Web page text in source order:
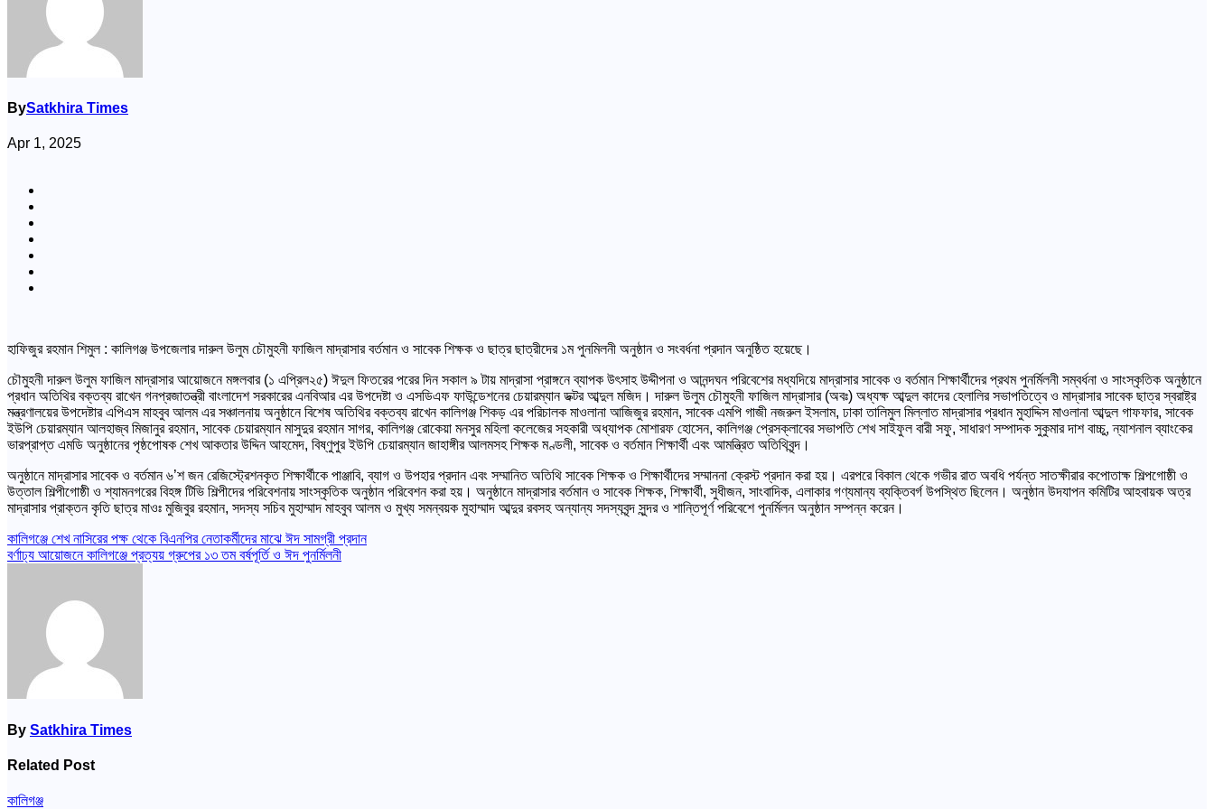
BySatkhira Times
Apr 1, 2025
হাফিজুর রহমান শিমুল : কালিগঞ্জ উপজেলার দারুল উলুম চৌমুহনী ফাজিল মাদ্রাসার বর্তমান ও সাবেক শিক্ষক ও ছাত্র ছাত্রীদের ১ম পুনমিলনী অনুষ্ঠান ও সংবর্ধনা প্রদান অনুষ্ঠিত হয়েছে।
চৌমুহনী দারুল উলুম ফাজিল মাদ্রাসার আয়োজনে মঙ্গলবার (১ এপ্রিল২৫) ঈদুল ফিতরের পরের দিন সকাল ৯ টায় মাদ্রাসা প্রাঙ্গনে ব্যাপক উৎসাহ উদ্দীপনা ও আনন্দঘন পরিবেশের মধ্যদিয়ে মাদ্রাসার সাবেক ও বর্তমান শিক্ষার্থীদের প্রথম পুনর্মিলনী সম্বর্ধনা ও সাংস্কৃতিক অনুষ্ঠানে
প্রধান অতিথির বক্তব্য রাখেন গনপ্রজাতন্ত্রী বাংলাদেশ সরকারের এনবিআর এর উপদেষ্টা ও এসডিএফ ফাউন্ডেশনের চেয়ারম্যান ডক্টর আব্দুল মজিদ। দারুল উলুম চৌমুহনী ফাজিল মাদ্রাসার (অবঃ) অধ্যক্ষ আব্দুল কাদের হেলালির সভাপতিত্বে ও মাদ্রাসার সাবেক ছাত্র স্বরাষ্ট্র
মন্ত্রণালয়ের উপদেষ্টার এপিএস মাহবুব আলম এর সঞ্চালনায় অনুষ্ঠানে বিশেষ অতিথির বক্তব্য রাখেন কালিগঞ্জ শিকড় এর পরিচালক মাওলানা আজিজুর রহমান, সাবেক এমপি গাজী নজরুল ইসলাম, ঢাকা তালিমুল মিল্লাত মাদ্রাসার প্রধান মুহাদ্দিস মাওলানা আব্দুল গাফফার, সাবেক
ইউপি চেয়ারম্যান আলহাজ্ব মিজানুর রহমান, সাবেক চেয়ারম্যান মাসুদুর রহমান সাগর, কালিগঞ্জ রোকেয়া মনসুর মহিলা কলেজের সহকারী অধ্যাপক মোশারফ হোসেন, কালিগঞ্জ প্রেসক্লাবের সভাপতি শেখ সাইফুল বারী সফু, সাধারণ সম্পাদক সুকুমার দাশ বাচ্চু, ন্যাশনাল ব্যাংকের
ভারপ্রাপ্ত এমডি অনুষ্ঠানের পৃষ্ঠপোষক শেখ আকতার উদ্দিন আহমেদ, বিষ্ণুপুর ইউপি চেয়ারম্যান জাহাঙ্গীর আলমসহ শিক্ষক মণ্ডলী, সাবেক ও বর্তমান শিক্ষার্থী এবং আমন্ত্রিত অতিথিবৃন্দ।
অনুষ্ঠানে মাদ্রাসার সাবেক ও বর্তমান ৬’শ জন রেজিস্ট্রেশনকৃত শিক্ষার্থীকে পাঞ্জাবি, ব্যাগ ও উপহার প্রদান এবং সম্মানিত অতিথি সাবেক শিক্ষক ও শিক্ষার্থীদের সম্মাননা ক্রেস্ট প্রদান করা হয়। এরপরে বিকাল থেকে গভীর রাত অবধি পর্যন্ত সাতক্ষীরার কপোতাক্ষ শিল্পগোষ্ঠী ও
উত্তাল শিল্পীগোষ্ঠী ও শ্যামনগরের বিহঙ্গ টিভি শিল্পীদের পরিবেশনায় সাংস্কৃতিক অনুষ্ঠান পরিবেশন করা হয়। অনুষ্ঠানে মাদ্রাসার বর্তমান ও সাবেক শিক্ষক, শিক্ষার্থী, সুধীজন, সাংবাদিক, এলাকার গণ্যমান্য ব্যক্তিবর্গ উপস্থিত ছিলেন। অনুষ্ঠান উদযাপন কমিটির আহবায়ক অত্র
মাদ্রাসার প্রাক্তন কৃতি ছাত্র মাওঃ মুজিবুর রহমান, সদস্য সচিব মুহাম্মাদ মাহবুব আলম ও মুখ্য সমন্বয়ক মুহাম্মাদ আব্দুর রবসহ অন্যান্য সদস্যবৃন্দ সুন্দর ও শান্তিপূর্ণ পরিবেশে পুনর্মিলন অনুষ্ঠান সম্পন্ন করেন।
Post
navigation
কালিগঞ্জে শেখ নাসিরের পক্ষ থেকে বিএনপির নেতাকর্মীদের মাঝে ঈদ সামগ্রী প্রদান
বর্ণাঢ্য আয়োজনে কালিগঞ্জে প্রত্যয় গ্রুপের ১৩ তম বর্ষপূর্তি ও ঈদ পুনর্মিলনী
By Satkhira Times
Related Post
কালিগঞ্জ